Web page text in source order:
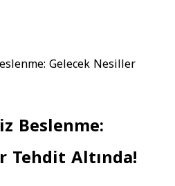
Gelecek Nesiller
Beslenme:
Tehdit Altında!